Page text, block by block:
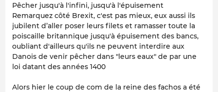
Pêcher jusqu'à l'infini, jusqu'à l'épuisement
Remarquez côté Brexit, c'est pas mieux, eux aussi ils
jubilent d’aller poser leurs filets et ramasser toute la
poiscaille britannique jusqu'à épuisement des bancs,
oubliant d'ailleurs qu'ils ne peuvent interdire aux
Danois de venir pêcher dans "leurs eaux" de par une
loi datant des années 1400
Alors hier le coup de com de la reine des fachos a été